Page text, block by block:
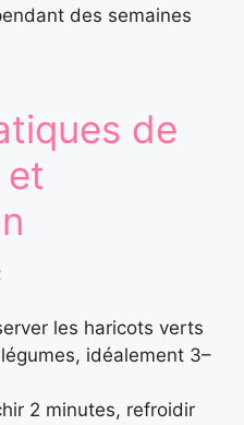
des semaines
de
et
les haricots verts
idéalement 3–
2 minutes, refroidir